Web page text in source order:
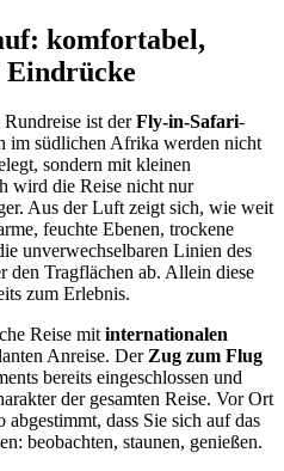
komfortabel,
Rundreise ist derFly-in-Safari-
im südlichen Afrika werden nicht
sondern mit kleinen
wird die Reise nicht nur
Aus der Luft zeigt sich, wie weit
feuchte Ebenen, trockene
unverwechselbaren Linien des
den Tragflächen ab. Allein diese
zum Erlebnis.
Reise mitinternationalen
Anreise. DerZug zum Flug
bereits eingeschlossen und
der gesamten Reise. Vor Ort
dass Sie sich auf das
beobachten, staunen, genießen.